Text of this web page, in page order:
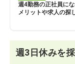
週4勤務の正社員に
メリットや求人の探
週3日休みを